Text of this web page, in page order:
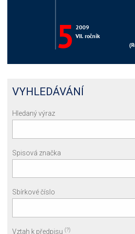
VYHLEDÁVÁNÍ
Hledaný výraz
Spisová značka
Sbírkové číslo
Vztah k předpisu (?)